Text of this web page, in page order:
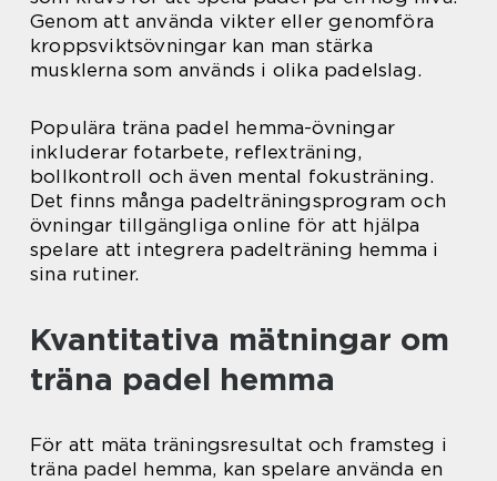
Genom att använda vikter eller genomföra
kroppsviktsövningar kan man stärka
musklerna som används i olika padelslag.
Populära träna padel hemma-övningar
inkluderar fotarbete, reflexträning,
bollkontroll och även mental fokusträning.
Det finns många padelträningsprogram och
övningar tillgängliga online för att hjälpa
spelare att integrera padelträning hemma i
sina rutiner.
Kvantitativa mätningar om
träna padel hemma
För att mäta träningsresultat och framsteg i
träna padel hemma, kan spelare använda en